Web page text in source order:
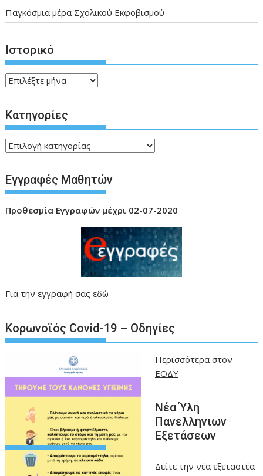
Παγκόσμια μέρα Σχολικού Εκφοβισμού
Ιστορικό
Ιστορικό
Kατηγορίες
Kατηγορίες
Εγγραφές Μαθητών
Προθεσμία Εγγραφών μέχρι 02-07-2020
Για την εγγραφή σαςεδώ
Kορωνοϊός Covid-19 – Οδηγίες
Περισσότερα στον
ΕΟΔΥ
Νέα Ύλη
Πανελληνιων
Εξετάσεων
Δείτε την νέα εξεταστέα